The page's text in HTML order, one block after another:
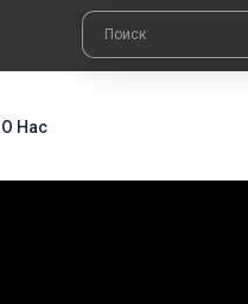
О Нас